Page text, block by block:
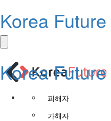
Korea Future
Korea Future
피해자
가해자